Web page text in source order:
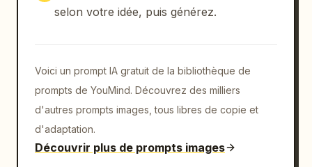
selon votre idée, puis générez.
Voici un prompt IA gratuit de la bibliothèque de
prompts de YouMind. Découvrez des milliers
d'autres prompts images, tous libres de copie et
d'adaptation.
Découvrir plus de prompts images